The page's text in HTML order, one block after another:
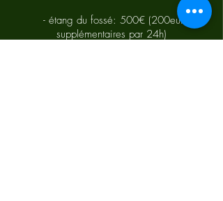
- étang du fossé: 500€ (200euros
supplémentaires par 24h)